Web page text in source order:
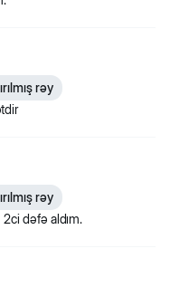
rəy
rəy
dəfə aldım.